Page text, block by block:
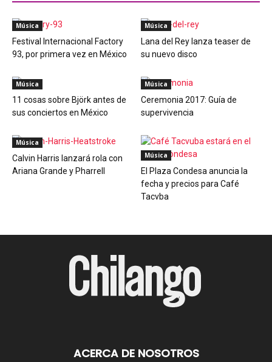
Música
Festival Internacional Factory
93, por primera vez en México
Música
Lana del Rey lanza teaser de
su nuevo disco
Música
11 cosas sobre Björk antes de
sus conciertos en México
Música
Ceremonia 2017: Guía de
supervivencia
Música
Calvin Harris lanzará rola con
Ariana Grande y Pharrell
Música
El Plaza Condesa anuncia la
fecha y precios para Café
Tacvba
ACERCA DE NOSOTROS